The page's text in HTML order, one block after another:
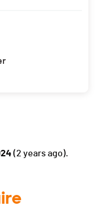
(2 years ago).